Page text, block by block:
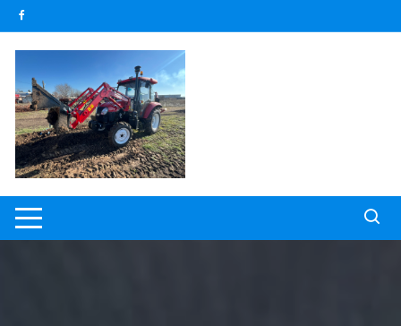
Skip
to
content